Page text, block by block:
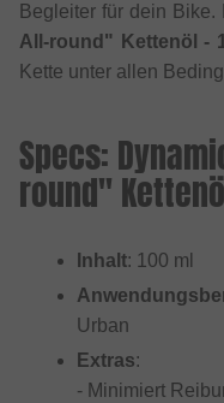
Begleiter für dein Bike.
All-round" Kettenöl -
Kette unter allen
Specs:
round"
Inhalt: 100 ml
Urban
Extras:
- Minimiert